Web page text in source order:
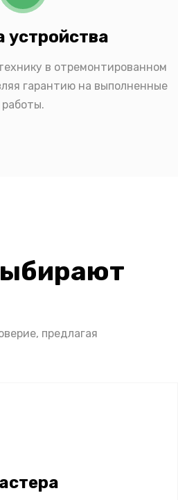
устройства
в отремонтированном
гарантию на выполненные
работы.
предлагая